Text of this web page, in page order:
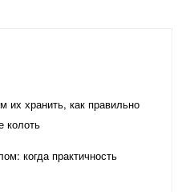
их хранить, как правильно
колоть
когда практичность